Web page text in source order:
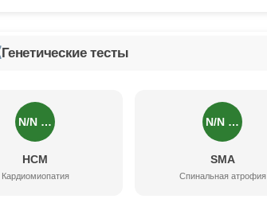
Генетические тесты
N/N …
HCM
Кардиомиопатия
N/N …
SMA
Спинальная атрофия